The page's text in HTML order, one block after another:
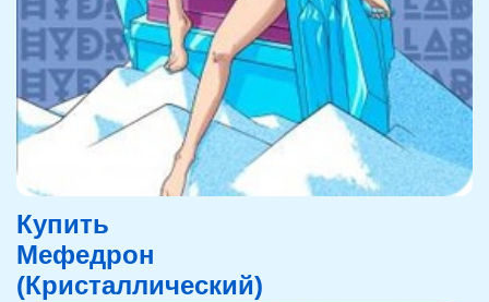
Купить
Мефедрон
(Кристаллический)